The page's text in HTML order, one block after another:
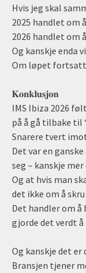
Hvis jeg skal
2025 handlet om
2026 handlet om
Og kanskje enda
Om løpet
𝐊𝐨𝐧𝐤𝐥𝐮𝐬𝐣𝐨𝐧
IMS Ibiza 2026
på å gå tilbake til
Snarere tvert
Det var en
seg – kanskje
Og at hvis man
det ikke om å
Det handler om
gjorde det verdt
Og kanskje det er
Bransjen tjener